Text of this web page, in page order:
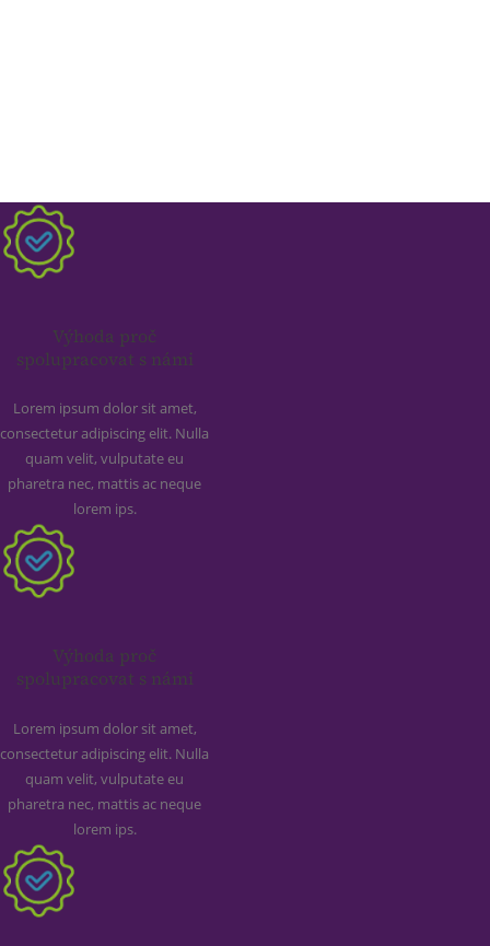
Výhoda proč
spolupracovat s námi
Lorem ipsum dolor sit amet,
consectetur adipiscing elit. Nulla
quam velit, vulputate eu
pharetra nec, mattis ac neque
lorem ips.
Výhoda proč
spolupracovat s námi
Lorem ipsum dolor sit amet,
consectetur adipiscing elit. Nulla
quam velit, vulputate eu
pharetra nec, mattis ac neque
lorem ips.